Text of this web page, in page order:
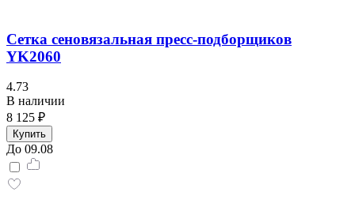
Сетка сеновязальная пресс-подборщиков
YK2060
4.73
В наличии
8 125 ₽
Купить
До 09.08